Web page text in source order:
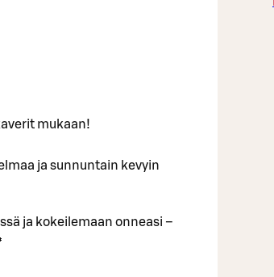
mukaan!
ja sunnuntain kevyin
ja kokeilemaan onneasi –